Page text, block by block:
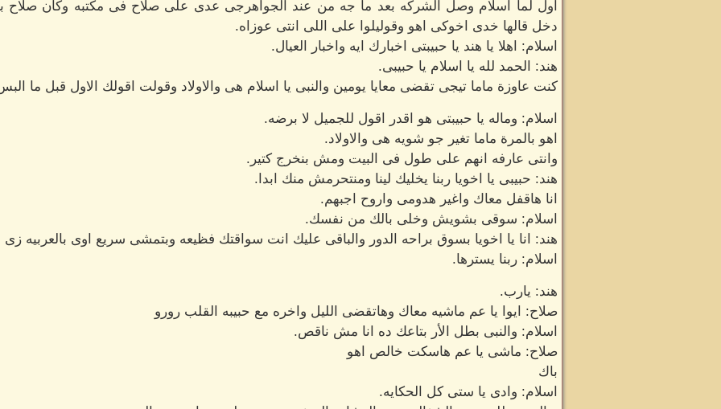
اول لما اسلام وصل الشركه بعد ما جه من عند الجواهرجى عدى على صلاح فى مكتبه وكان صلاح
دخل قالها خدى اخوكى اهو وقوليلوا على اللى انتى عوزاه.
اسلام: اهلا يا هند يا حبيبتى اخبارك ايه واخبار العيال.
هند: الحمد لله يا اسلام يا حبيبى.
كنت عاوزة ماما تيجى تقضى معايا يومين والنبى يا اسلام هى والاولاد وقولت اقولك الاول قبل ما
اسلام: وماله يا حبيبتى هو اقدر اقول للجميل لا برضه.
اهو بالمرة ماما تغير جو شويه هى والاولاد.
وانتى عارفه انهم على طول فى البيت ومش بنخرج كتير.
هند: حبيبى يا اخويا ربنا يخليك لينا ومنتحرمش منك ابدا.
انا هاقفل معاك واغير هدومى واروح اجبهم.
اسلام: سوقى بشويش وخلى بالك من نفسك.
هند: انا يا اخويا بسوق براحه الدور والباقى عليك انت سواقتك فظيعه وبتمشى سريع اوى بالعربيه زى
اسلام: ربنا يسترها.
هند: يارب.
صلاح: ايوا يا عم ماشيه معاك وهاتقضى الليل واخره مع حبيبه القلب رورو
اسلام: والنبى بطل الأر بتاعك ده انا مش ناقص.
صلاح: ماشى يا عم هاسكت خالص اهو
باك
اسلام: وادى يا ستى كل الحكايه.